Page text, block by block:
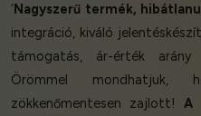
‘Nagyszerű termék,
integráció, kiváló
támogatás, ár-érték
Örömmel mondhatjuk,
zökkenőmentesen zajlott!A